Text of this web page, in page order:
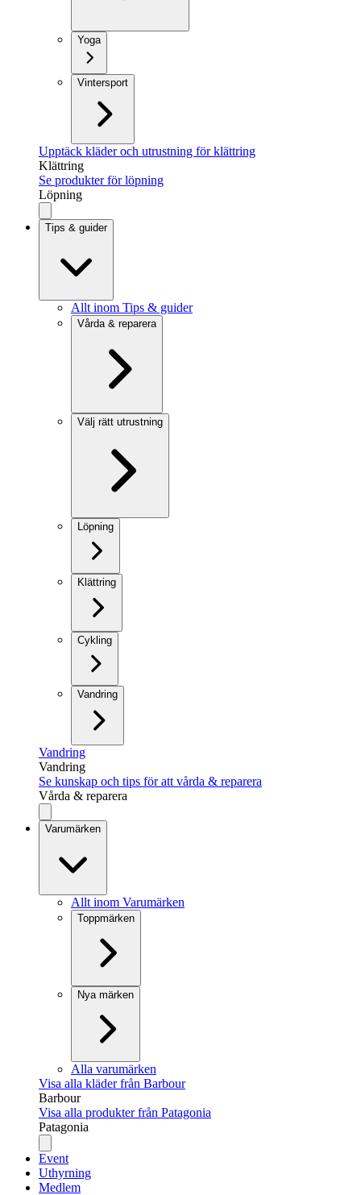
Yoga
Vintersport
Upptäck kläder och utrustning för klättring
Klättring
Se produkter för löpning
Löpning
Tips & guider
Allt inom Tips & guider
Vårda & reparera
Välj rätt utrustning
Löpning
Klättring
Cykling
Vandring
Vandring
Vandring
Se kunskap och tips för att vårda & reparera
Vårda & reparera
Varumärken
Allt inom Varumärken
Toppmärken
Nya märken
Alla varumärken
Visa alla kläder från Barbour
Barbour
Visa alla produkter från Patagonia
Patagonia
Event
Uthyrning
Medlem